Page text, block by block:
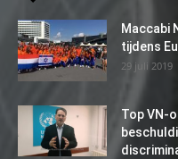
Maccabi
tijdens
29 juli 2019
Top VN-